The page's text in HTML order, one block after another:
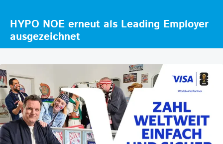
HYPO NOE erneut als Leading Employer
ausgezeichnet